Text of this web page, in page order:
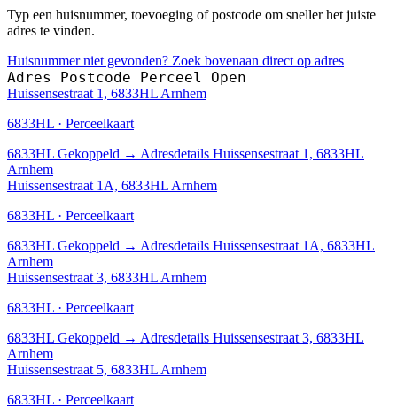
Typ een huisnummer, toevoeging of postcode om sneller het juiste
adres te vinden.
Huisnummer niet gevonden? Zoek bovenaan direct op adres
Adres Postcode Perceel Open
Huissensestraat 1, 6833HL Arnhem
6833HL · Perceelkaart
6833HL Gekoppeld → Adresdetails Huissensestraat 1, 6833HL
Arnhem
Huissensestraat 1A, 6833HL Arnhem
6833HL · Perceelkaart
6833HL Gekoppeld → Adresdetails Huissensestraat 1A, 6833HL
Arnhem
Huissensestraat 3, 6833HL Arnhem
6833HL · Perceelkaart
6833HL Gekoppeld → Adresdetails Huissensestraat 3, 6833HL
Arnhem
Huissensestraat 5, 6833HL Arnhem
6833HL · Perceelkaart